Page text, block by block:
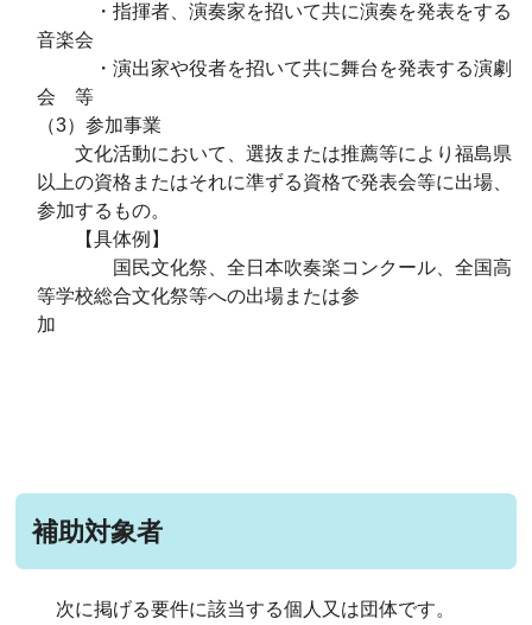
・指揮者、演奏家を招いて共に演奏を発表をする
音楽会
・演出家や役者を招いて共に舞台を発表する演劇
会 等
（3）参加事業
文化活動において、選抜または推薦等により福島県
以上の資格またはそれに準ずる資格で発表会等に出場、
参加するもの。
【具体例】
国民文化祭、全日本吹奏楽コンクール、全国高
等学校総合文化祭等への出場または参
加
補助対象者
次に掲げる要件に該当する個人又は団体です。